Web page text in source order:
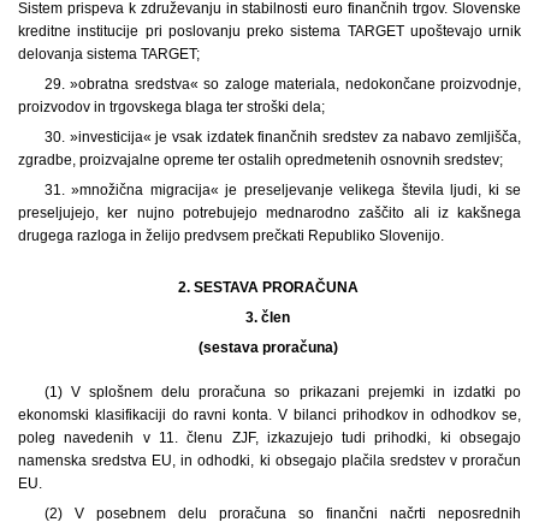
Sistem prispeva k združevanju in stabilnosti euro finančnih trgov. Slovenske
kreditne institucije pri poslovanju preko sistema TARGET upoštevajo urnik
delovanja sistema TARGET;
29. »obratna sredstva« so zaloge materiala, nedokončane proizvodnje,
proizvodov in trgovskega blaga ter stroški dela;
30. »investicija« je vsak izdatek finančnih sredstev za nabavo zemljišča,
zgradbe, proizvajalne opreme ter ostalih opredmetenih osnovnih sredstev;
31. »množična migracija« je preseljevanje velikega števila ljudi, ki se
preseljujejo, ker nujno potrebujejo mednarodno zaščito ali iz kakšnega
drugega razloga in želijo predvsem prečkati Republiko Slovenijo.
2. SESTAVA PRORAČUNA
3. člen
(sestava proračuna)
(1) V splošnem delu proračuna so prikazani prejemki in izdatki po
ekonomski klasifikaciji do ravni konta. V bilanci prihodkov in odhodkov se,
poleg navedenih v 11. členu ZJF, izkazujejo tudi prihodki, ki obsegajo
namenska sredstva EU, in odhodki, ki obsegajo plačila sredstev v proračun
EU.
(2) V posebnem delu proračuna so finančni načrti neposrednih